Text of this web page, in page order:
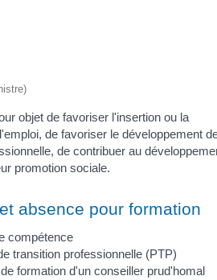
objet de favoriser l'insertion ou la
de favoriser le développement
de contribuer au
promotion sociale.
absence pour formation
compétence
transition professionnelle (PTP)
formation d'un conseiller prud'homal